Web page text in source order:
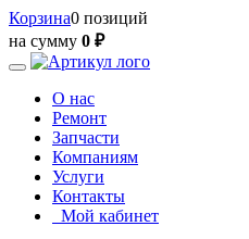
Корзина0 позиций
на сумму 0 ₽
О нас
Ремонт
Запчасти
Компаниям
Услуги
Контакты
Мой кабинет